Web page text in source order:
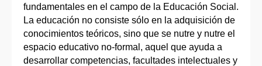
fundamentales en el campo de la Educación Social.
La educación no consiste sólo en la adquisición de
conocimientos teóricos, sino que se nutre y nutre el
espacio educativo no-formal, aquel que ayuda a
desarrollar competencias, facultades intelectuales y